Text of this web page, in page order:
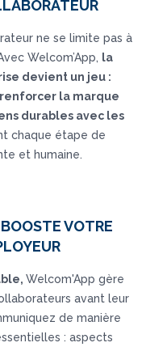
ne se limite pas à
Welcom’App, la
devient un jeu :
la marque
durables avec les
chaque étape de
et humaine.
VOTRE
Welcom'App gère
avant leur
de manière
: aspects